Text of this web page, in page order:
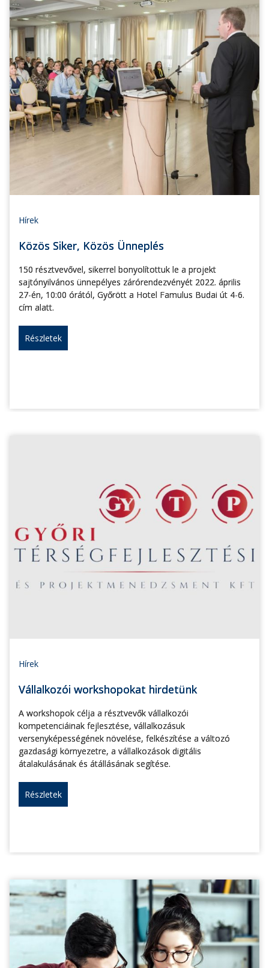
Hírek
Közös Siker, Közös Ünneplés
150 résztvevővel, sikerrel bonyolítottuk le a projekt
sajtónyilvános ünnepélyes zárórendezvényét 2022. április
27-én, 10:00 órától, Győrött a Hotel Famulus Budai út 4-6.
cím alatt.
Részletek
Hírek
Vállalkozói workshopokat hirdetünk
A workshopok célja a résztvevők vállalkozói
kompetenciáinak fejlesztése, vállalkozásuk
versenyképességének növelése, felkészítése a változó
gazdasági környezetre, a vállalkozások digitális
átalakulásának és átállásának segítése.
Részletek